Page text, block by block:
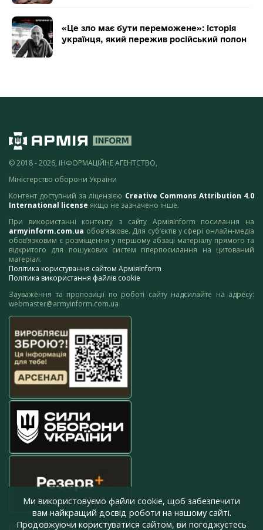
«Це зло має бути переможене»: історія
українця, який пережив російський полон
© 2018 - 2026, ІНФОРМАЦІЙНЕ АГЕНТСТВО,
Міністерство оборони України
Контент доступний за ліцензією Creative Commons Attribution 4.0
International license якщо не зазначено інше.
При використанні контенту з сайту АрміяInform посилання на
armyinform.com.ua обов’язкове. Для суб’єктів у сфері онлайн-медіа
обов’язковим є розміщення у першому абзаці матеріалу прямого та
відкритого для пошукових систем гіперпосилання на цитований
матеріал.
Політика користування сайтом АрміяInform
Політика використання файлів cookie
Зауваження та пропозиції по роботі сайту надсилайте на адресу:
webmaster@armyinform.com.ua
press@armyinform.com.ua
Ми використовуємо файли cookie, щоб забезпечити
вам найкращий досвід роботи на нашому сайті.
Продовжуючи користуватися сайтом, ви погоджуєтесь